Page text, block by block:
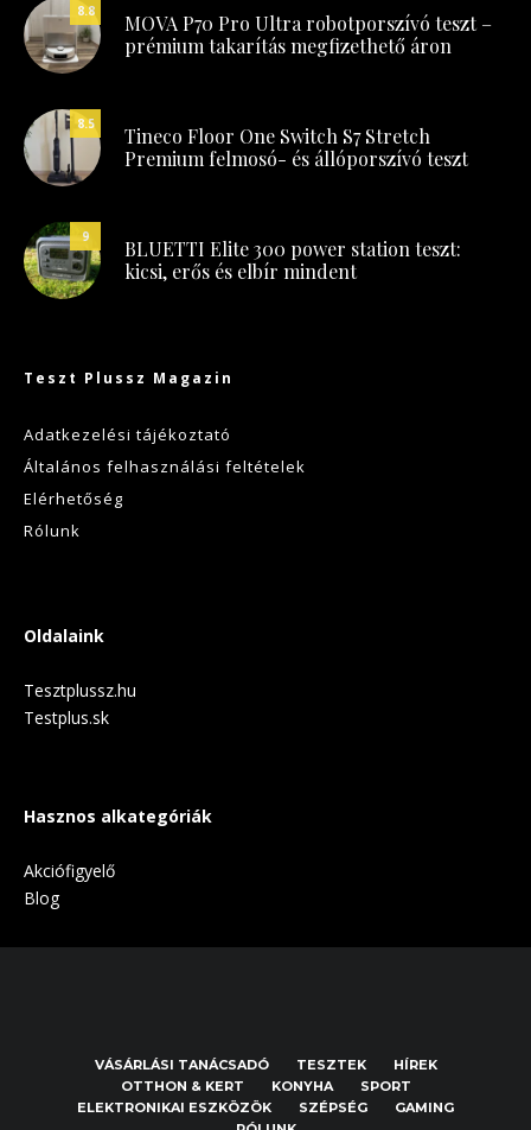
8.8
MOVA P70 Pro Ultra robotporszívó teszt –
prémium takarítás megfizethető áron
8.5
Tineco Floor One Switch S7 Stretch
Premium felmosó- és állóporszívó teszt
9
BLUETTI Elite 300 power station teszt:
kicsi, erős és elbír mindent
Teszt Plussz Magazin
Adatkezelési tájékoztató
Általános felhasználási feltételek
Elérhetőség
Rólunk
Oldalaink
Tesztplussz.hu
Testplus.sk
Hasznos alkategóriák
Akciófigyelő
Blog
VÁSÁRLÁSI TANÁCSADÓ TESZTEK
HÍREK
OTTHON & KERT
KONYHA
SPORT
ELEKTRONIKAI ESZKÖZÖK
SZÉPSÉG
GAMING